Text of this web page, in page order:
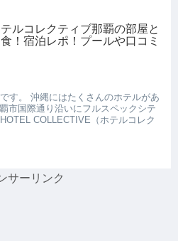
ルコレクティブ那覇の部屋と
！宿泊レポ！プールや口コミ
す。 沖縄にはたくさんのホテルがあ
市国際通り沿いにフルスペックシテ
COLLECTIVE（ホテルコレク
サーリンク